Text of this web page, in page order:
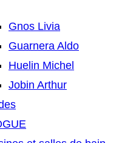
Gnos Livia
Guarnera Aldo
Huelin Michel
Jobin Arthur